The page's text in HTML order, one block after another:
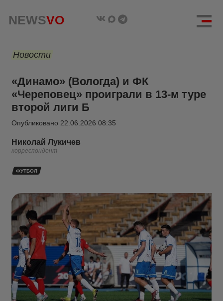
NEWSVO
Новости
«Динамо» (Вологда) и ФК
«Череповец» проиграли в 13-м туре
второй лиги Б
Опубликовано 22.06.2026 08:35
Николай Лукичев
корреспондент
ФУТБОЛ